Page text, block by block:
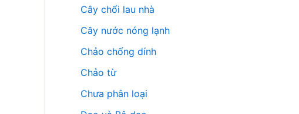
Cây chổi lau nhà
Cây nước nóng lạnh
Chảo chống dính
Chảo từ
Chưa phân loại